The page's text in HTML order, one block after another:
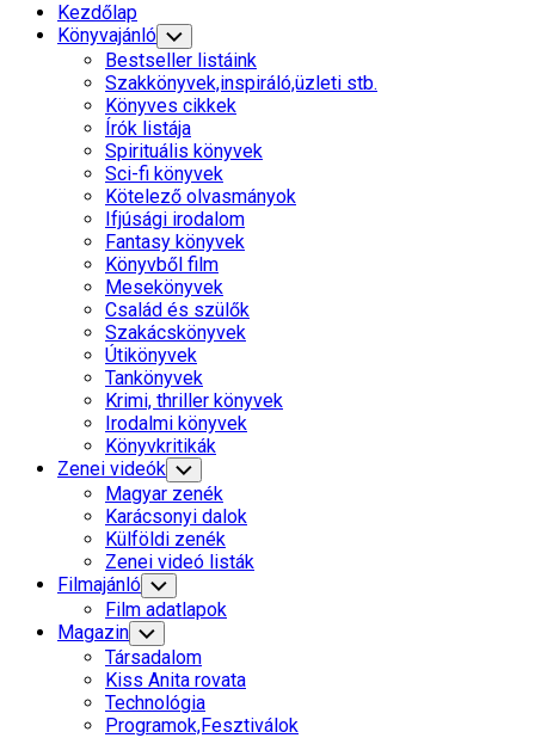
Kezdőlap
Könyvajánló Toggle
Child
Menu
Bestseller listáink
Szakkönyvek,inspiráló,üzleti stb.
Könyves cikkek
Írók listája
Spirituális könyvek
Sci-fi könyvek
Kötelező olvasmányok
Ifjúsági irodalom
Fantasy könyvek
Könyvből film
Mesekönyvek
Család és szülők
Szakácskönyvek
Útikönyvek
Tankönyvek
Krimi, thriller könyvek
Irodalmi könyvek
Könyvkritikák
Zenei videók Toggle
Child
Menu
Magyar zenék
Karácsonyi dalok
Külföldi zenék
Zenei videó listák
Filmajánló Toggle
Child
Menu
Film adatlapok
Magazin Toggle
Child
Menu
Társadalom
Kiss Anita rovata
Technológia
Programok,Fesztiválok